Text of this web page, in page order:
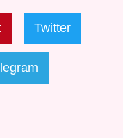
Twitter